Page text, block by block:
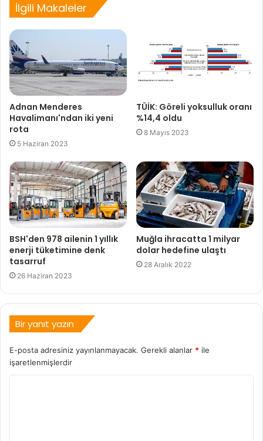
İlgili Makaleler
Adnan Menderes
Havalimanı'ndan iki yeni
rota
5 Haziran 2023
TÜİK: Göreli yoksulluk oranı
%14,4 oldu
8 Mayıs 2023
BSH'den 978 ailenin 1 yıllık
enerji tüketimine denk
tasarruf
26 Haziran 2023
Muğla ihracatta 1 milyar
dolar hedefine ulaştı
28 Aralık 2022
Bir yanıt yazın
E-posta adresiniz yayınlanmayacak. Gerekli alanlar * ile
işaretlenmişlerdir